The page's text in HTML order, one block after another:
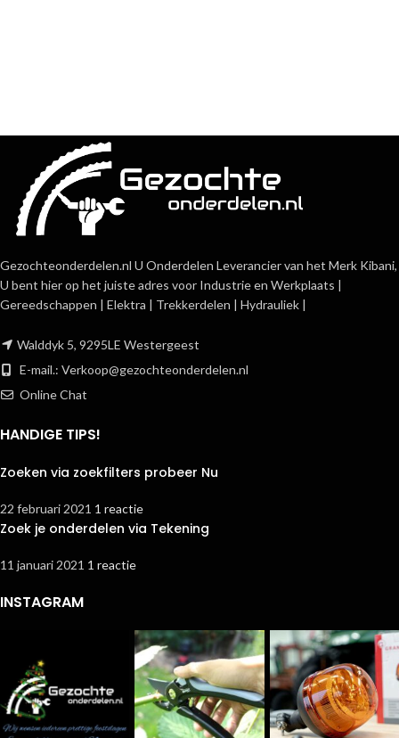
Gezochteonderdelen.nl U Onderdelen Leverancier van het Merk Kibani,
U bent hier op het juiste adres voor Industrie en Werkplaats |
Gereedschappen | Elektra | Trekkerdelen | Hydrauliek |
Walddyk 5, 9295LE Westergeest
E-mail.: Verkoop@gezochteonderdelen.nl
Online Chat
HANDIGE TIPS!
Zoeken via zoekfilters probeer Nu
22 februari 2021 1 reactie
Zoek je onderdelen via Tekening
11 januari 2021 1 reactie
INSTAGRAM